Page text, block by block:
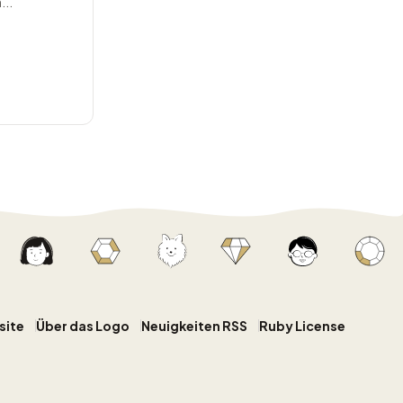
Über das Logo Neuigkeiten RSS Ruby License